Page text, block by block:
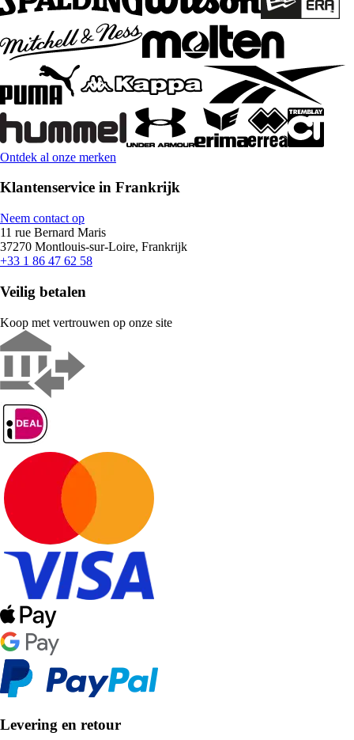
Ontdek al onze merken
Klantenservice in Frankrijk
Neem contact op
11 rue Bernard Maris
37270 Montlouis-sur-Loire, Frankrijk
+33 1 86 47 62 58
Veilig betalen
Koop met vertrouwen op onze site
Levering en retour